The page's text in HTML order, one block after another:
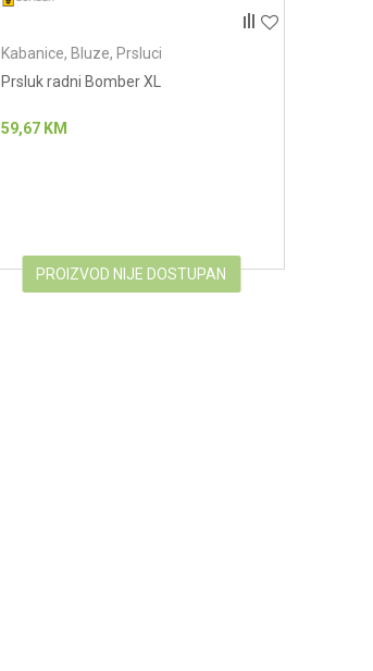
Kabanice, Bluze, Prsluci
Prsluk radni Bomber XL
59,67 KM
PROIZVOD NIJE DOSTUPAN